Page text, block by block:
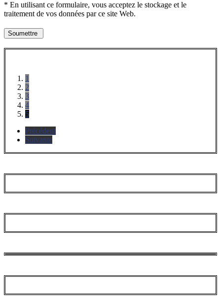
* En utilisant ce formulaire, vous acceptez le stockage et le
traitement de vos données par ce site Web.
1
2
3
4
5
Précédent
Suivante